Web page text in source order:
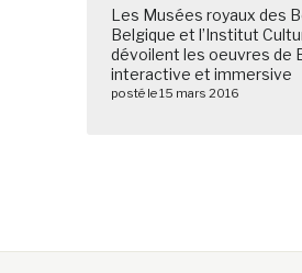
Les Musées royaux des
Belgique et l’Institut
dévoilent les oeuvres de
interactive et immersive
posté le 15 mars 2016